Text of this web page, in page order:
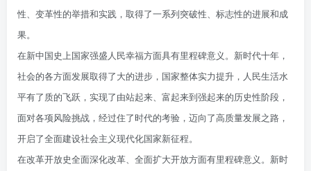
性、变革性的举措和实践，取得了一系列突破性、标志性的进展和成
果。
在新中国史上国家强盛人民幸福方面具有里程碑意义。新时代十年，
社会的各方面发展取得了大的进步，国家整体实力提升，人民生活水
平有了质的飞跃，实现了由站起来、富起来到强起来的历史性阶段，
面对各项风险挑战，经过住了时代的考验，迈向了高质量发展之路，
开启了全面建设社会主义现代化国家新征程。
在改革开放史全面深化改革、全面扩大开放方面有里程碑意义。新时